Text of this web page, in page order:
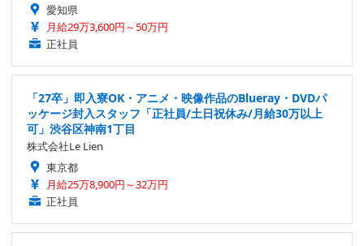
愛知県
月給29万3,600円～50万円
正社員
「27卒」即入寮OK・アニメ・映像作品のBlueray・DVDパ
ッケージ封入スタッフ「正社員/土日祝休み/月給30万以上
可」渋谷区神南1丁目
株式会社Le Lien
東京都
月給25万8,900円～32万円
正社員